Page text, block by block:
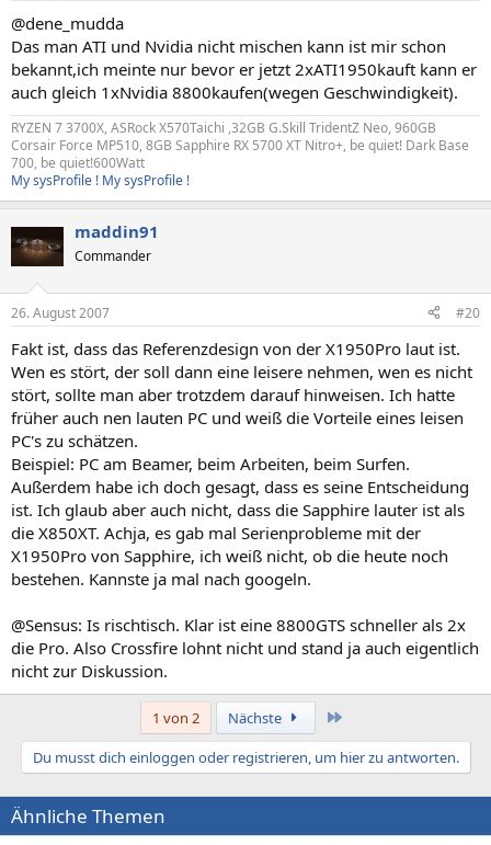
@dene_mudda
Das man ATI und Nvidia nicht mischen kann ist mir schon
bekannt,ich meinte nur bevor er jetzt 2xATI1950kauft kann er
auch gleich 1xNvidia 8800kaufen(wegen Geschwindigkeit).
RYZEN 7 3700X, ASRock X570Taichi ,32GB G.Skill TridentZ Neo, 960GB
Corsair Force MP510, 8GB Sapphire RX 5700 XT Nitro+, be quiet! Dark Base
700, be quiet!600Watt
My sysProfile ! My sysProfile !
maddin91
Commander
26. August 2007 #20
Fakt ist, dass das Referenzdesign von der X1950Pro laut ist.
Wen es stört, der soll dann eine leisere nehmen, wen es nicht
stört, sollte man aber trotzdem darauf hinweisen. Ich hatte
früher auch nen lauten PC und weiß die Vorteile eines leisen
PC's zu schätzen.
Beispiel: PC am Beamer, beim Arbeiten, beim Surfen.
Außerdem habe ich doch gesagt, dass es seine Entscheidung
ist. Ich glaub aber auch nicht, dass die Sapphire lauter ist als
die X850XT. Achja, es gab mal Serienprobleme mit der
X1950Pro von Sapphire, ich weiß nicht, ob die heute noch
bestehen. Kannste ja mal nach googeln.
@Sensus: Is rischtisch. Klar ist eine 8800GTS schneller als 2x
die Pro. Also Crossfire lohnt nicht und stand ja auch eigentlich
nicht zur Diskussion.
1 von 2 Nächste
Du musst dich einloggen oder registrieren, um hier zu antworten.
Ähnliche Themen